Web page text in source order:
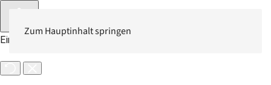
Eingabehilfen öffnen
Zum Hauptinhalt springen